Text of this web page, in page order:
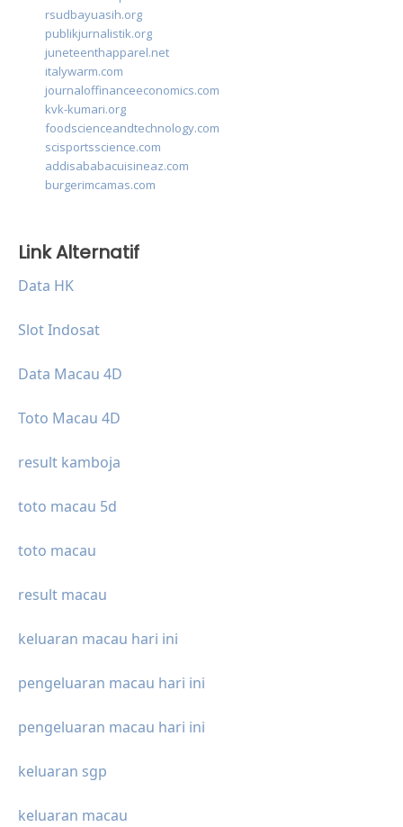
rsudbayuasih.org
publikjurnalistik.org
juneteenthapparel.net
italywarm.com
journaloffinanceeconomics.com
kvk-kumari.org
foodscienceandtechnology.com
scisportsscience.com
addisababacuisineaz.com
burgerimcamas.com
Link Alternatif
Data HK
Slot Indosat
Data Macau 4D
Toto Macau 4D
result kamboja
toto macau 5d
toto macau
result macau
keluaran macau hari ini
pengeluaran macau hari ini
pengeluaran macau hari ini
keluaran sgp
keluaran macau